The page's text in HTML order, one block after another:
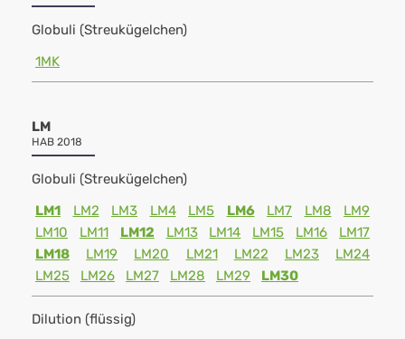
Globuli (Streukügelchen)
1MK
LM
HAB 2018
Globuli (Streukügelchen)
LM1
LM2 LM3 LM4 LM5 LM6 LM7 LM8
LM9
LM10
LM11 LM12 LM13 LM14 LM15 LM16
LM17
LM18
LM19 LM20 LM21 LM22 LM23
LM24
LM25
LM26 LM27 LM28 LM29 LM30
Dilution (flüssig)